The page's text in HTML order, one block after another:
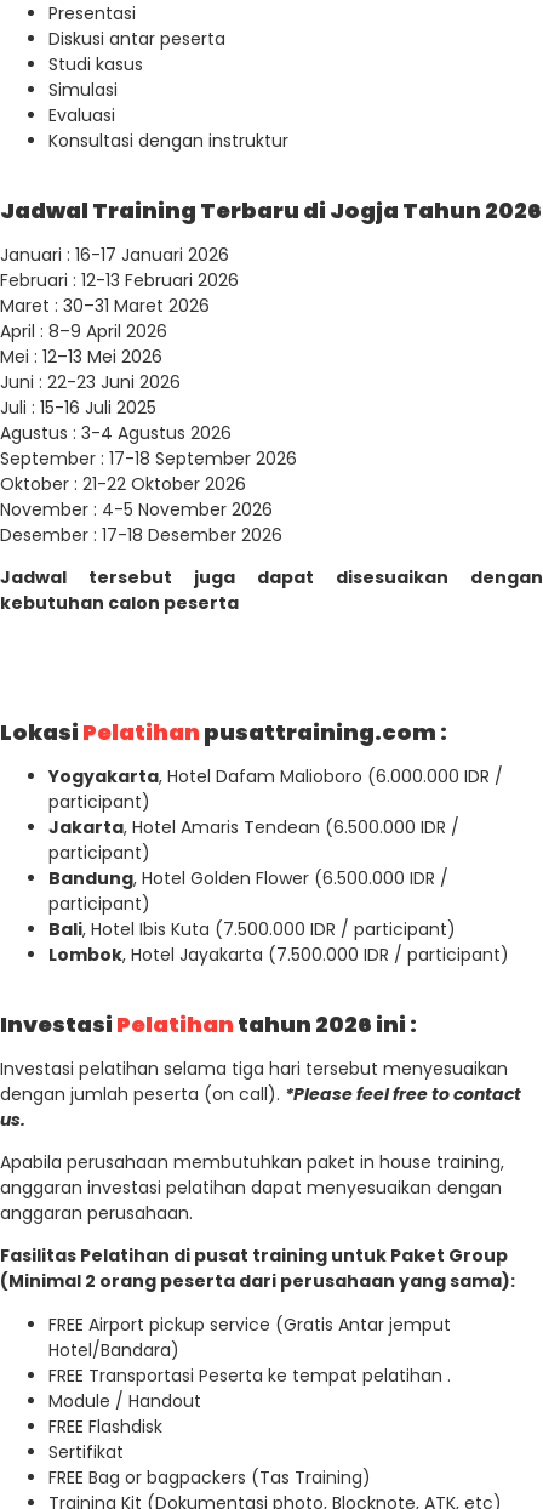
Presentasi
Diskusi antar peserta
Studi kasus
Simulasi
Evaluasi
Konsultasi dengan instruktur
Jadwal Training Terbaru di Jogja Tahun 2026
Januari : 16-17 Januari 2026
Februari : 12-13 Februari 2026
Maret : 30–31 Maret 2026
April : 8–9 April 2026
Mei : 12–13 Mei 2026
Juni : 22-23 Juni 2026
Juli : 15-16 Juli 2025
Agustus : 3-4 Agustus 2026
September : 17-18 September 2026
Oktober : 21-22 Oktober 2026
November : 4-5 November 2026
Desember : 17-18 Desember 2026
Jadwal tersebut juga dapat disesuaikan dengan
kebutuhan calon peserta
Lokasi Pelatihan pusattraining.com :
Yogyakarta, Hotel Dafam Malioboro (6.000.000 IDR /
participant)
Jakarta, Hotel Amaris Tendean (6.500.000 IDR /
participant)
Bandung, Hotel Golden Flower (6.500.000 IDR /
participant)
Bali, Hotel Ibis Kuta (7.500.000 IDR / participant)
Lombok, Hotel Jayakarta (7.500.000 IDR / participant)
Investasi Pelatihan tahun 2026 ini :
Investasi pelatihan selama tiga hari tersebut menyesuaikan
dengan jumlah peserta (on call). *Please feel free to contact
us.
Apabila perusahaan membutuhkan paket in house training,
anggaran investasi pelatihan dapat menyesuaikan dengan
anggaran perusahaan.
Fasilitas Pelatihan di pusat training untuk Paket Group
(Minimal 2 orang peserta dari perusahaan yang sama):
FREE Airport pickup service (Gratis Antar jemput
Hotel/Bandara)
FREE Transportasi Peserta ke tempat pelatihan .
Module / Handout
FREE Flashdisk
Sertifikat
FREE Bag or bagpackers (Tas Training)
Training Kit (Dokumentasi photo, Blocknote, ATK, etc)